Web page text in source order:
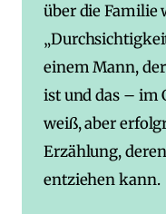
über die Familie
einem Mann,
ist und das – im
weiß, aber
Erzählung,
entziehen kann.